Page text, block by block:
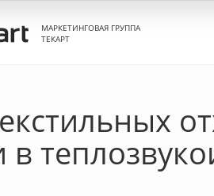
МАРКЕТИНГОВАЯ ГРУППА
ТЕКАРТ